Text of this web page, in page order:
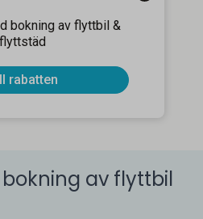
bokning av flyttbil &
flyttstäd
rabatten
av flyttbil